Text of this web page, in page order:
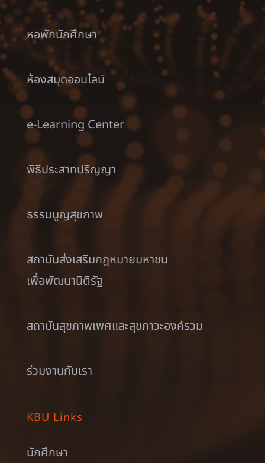
หอพักนักศึกษา
ห้องสมุดออนไลน์
e-Learning Center
พิธีประสาทปริญญา
ธรรมนูญสุขภาพ
สถาบันส่งเสริมกฎหมายมหาชน
เพื่อพัฒนานิติรัฐ
สถาบันสุขภาพเพศและสุขภาวะองค์รวม
ร่วมงานกับเรา
KBU Links
นักศึกษา